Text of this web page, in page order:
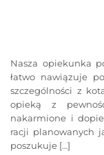
Nasza opiekunka
łatwo nawiązuje
szczególności z
opieką z
nakarmione i
racji planowanych
poszukuje […]